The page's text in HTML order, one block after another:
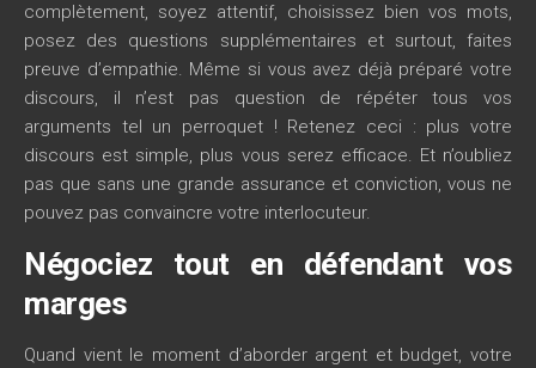
complètement, soyez attentif, choisissez bien vos mots,
posez des questions supplémentaires et surtout, faites
preuve d’empathie. Même si vous avez déjà préparé votre
discours, il n’est pas question de répéter tous vos
arguments tel un perroquet ! Retenez ceci : plus votre
discours est simple, plus vous serez efficace. Et n’oubliez
pas que sans une grande assurance et conviction, vous ne
pouvez pas convaincre votre interlocuteur.
Négociez tout en défendant vos
marges
Quand vient le moment d’aborder argent et budget, votre